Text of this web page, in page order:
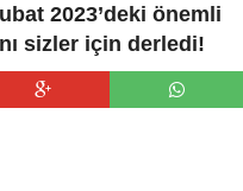
2023’deki önemli
sizler için derledi!